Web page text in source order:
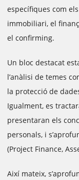
específiques com
immobiliari, el
el confirming.
Un bloc destacat
l’anàlisi de temes
la protecció de
Igualment, es
presentaran els
personals, i
(Project Finance,
Així mateix,